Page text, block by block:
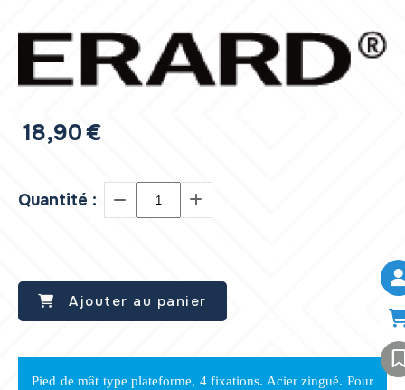
18,90€
Quantité :
Ajouter au panier
Pied de mât type plateforme, 4 fixations. Acier zingué. Pour